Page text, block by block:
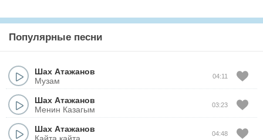
Популярные песни
Шах Атажанов
Музам
04:11
Шах Атажанов
Менин Казагым
03:23
Шах Атажанов
Кайта кайта
04:48